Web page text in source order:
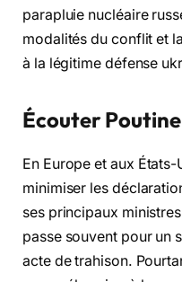
parapluie nucléaire
modalités du conflit et
à la légitime défense
Écouter
En Europe et aux
minimiser les
ses principaux
passe souvent pour un
acte de trahison.